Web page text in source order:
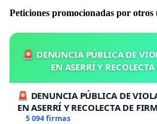
Para que no haya conflictos con
momentos de mayor afluencia
septiembre entre las 10h y las
Teniendo en cuenta esto, a
nuestra propuesta en diferentes
la ciudad:
Peticiones promocionadas por otros
🚨 DENUNCIA PÚBLICA DE
EN ASERRÍ Y
🚨 DENUNCIA PÚBLICA DE
EN ASERRÍ Y RECOLECTA DE
5 094 firmas